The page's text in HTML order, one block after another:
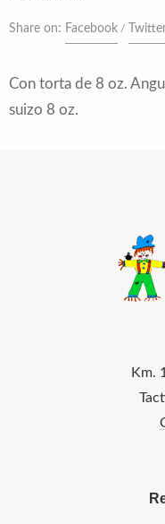
Share on: Facebook
Con torta de 8 oz.
suizo 8 oz.
Km.